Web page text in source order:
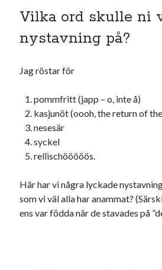
Dessa har något gemensamt
Onödiga citattecken
Dessa har något helt annat
En amerikansk språkpolis
Fula biblioteksböcker
Egna länkar
Bokstävlar & AI – mitt levebröd. Gå en kurs!
Vilka ord skulle ni
nystavning på?
Jag röstar för
pommfritt (japp – o, inte å)
kasjunöt (oooh, the return of
nesesär
syckel
rellischööööös.
Här har vi några lyckade
som vi väl alla har anammat?
ens var födda när de stavades på